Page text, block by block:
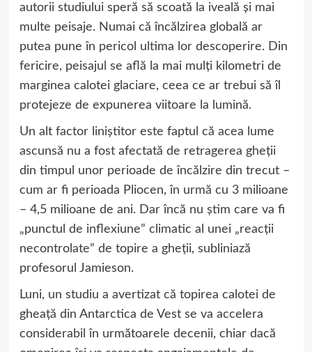
autorii studiului speră să scoată la iveală şi mai
multe peisaje. Numai că încălzirea globală ar
putea pune în pericol ultima lor descoperire. Din
fericire, peisajul se află la mai mulţi kilometri de
marginea calotei glaciare, ceea ce ar trebui să îl
protejeze de expunerea viitoare la lumină.
Un alt factor liniştitor este faptul că acea lume
ascunsă nu a fost afectată de retragerea gheţii
din timpul unor perioade de încălzire din trecut –
cum ar fi perioada Pliocen, în urmă cu 3 milioane
– 4,5 milioane de ani. Dar încă nu ştim care va fi
„punctul de inflexiune” climatic al unei „reacţii
necontrolate” de topire a gheţii, subliniază
profesorul Jamieson.
Luni, un studiu a avertizat că topirea calotei de
gheaţă din Antarctica de Vest se va accelera
considerabil în următoarele decenii, chiar dacă